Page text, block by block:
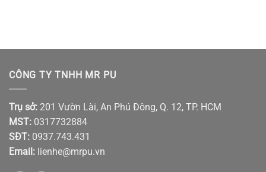
CÔNG TY TNHH MR PU
Trụ sở: 201 Vườn Lài, An Phú Đông, Q. 12, TP. HCM
MST: 0317732884
SĐT: 0937.743.431
Email: lienhe@mrpu.vn